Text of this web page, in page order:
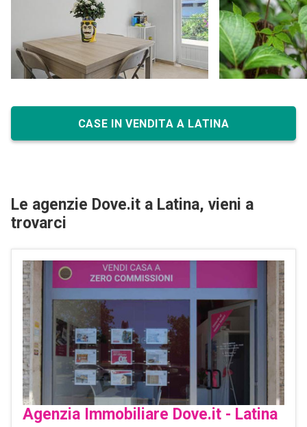
CASE IN VENDITA A LATINA
Le agenzie Dove.it a Latina, vieni a
trovarci
Agenzia Immobiliare Dove.it - Latina